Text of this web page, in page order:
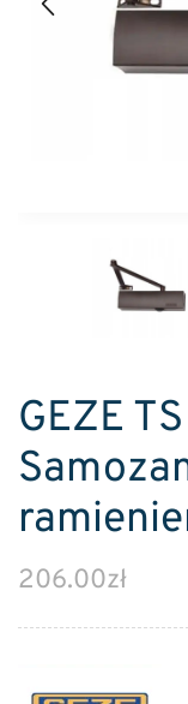
GEZE
206.00zł